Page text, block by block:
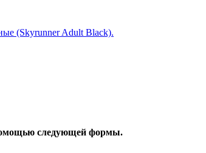
(Skyrunner Adult Black).
следующей формы.